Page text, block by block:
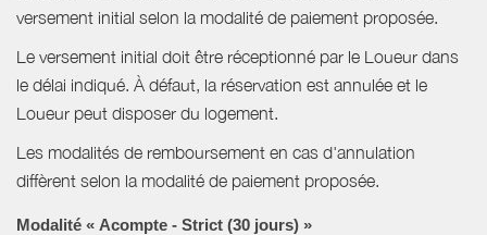
versement initial selon la modalité de paiement proposée.
Le versement initial doit être réceptionné par le Loueur dans
le délai indiqué. À défaut, la réservation est annulée et le
Loueur peut disposer du logement.
Les modalités de remboursement en cas d'annulation
diffèrent selon la modalité de paiement proposée.
Modalité « Acompte - Strict (30 jours) »